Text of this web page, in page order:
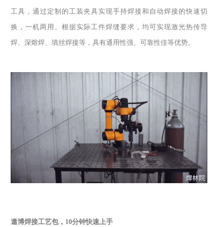
工具，通过定制的工装夹具实现手持焊接和自动焊接的快速切
换，一机两用。根据实际工件焊缝要求，均可实现激光热传导
焊、深熔焊、填丝焊接等，具有通用性强、可靠性佳等优势。
遨博焊接工艺包， 10分钟快速上手